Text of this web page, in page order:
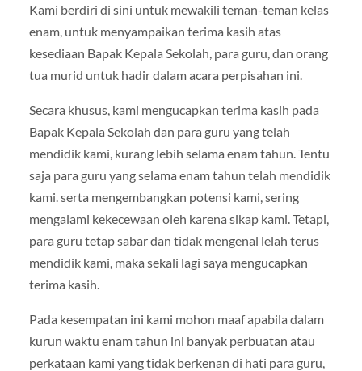
Kami berdiri di sini untuk mewakili teman-teman kelas
enam, untuk menyampaikan terima kasih atas
kesediaan Bapak Kepala Sekolah, para guru, dan orang
tua murid untuk hadir dalam acara perpisahan ini.
Secara khusus, kami mengucapkan terima kasih pada
Bapak Kepala Sekolah dan para guru yang telah
mendidik kami, kurang lebih selama enam tahun. Tentu
saja para guru yang selama enam tahun telah mendidik
kami. serta mengembangkan potensi kami, sering
mengalami kekecewaan oleh karena sikap kami. Tetapi,
para guru tetap sabar dan tidak mengenal lelah terus
mendidik kami, maka sekali lagi saya mengucapkan
terima kasih.
Pada kesempatan ini kami mohon maaf apabila dalam
kurun waktu enam tahun ini banyak perbuatan atau
perkataan kami yang tidak berkenan di hati para guru,